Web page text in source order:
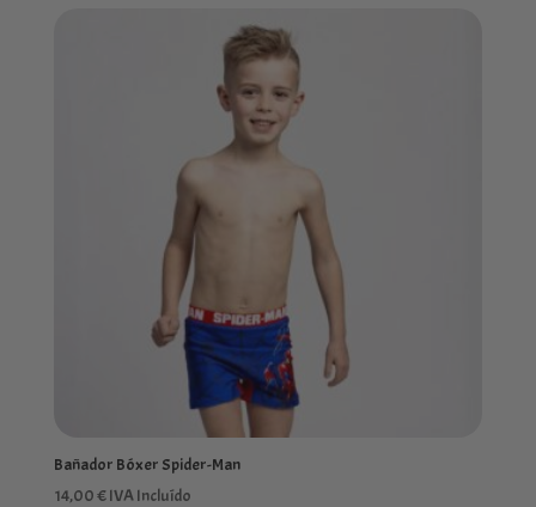
Bañador Bóxer Spider-Man
14,00€IVA Incluído